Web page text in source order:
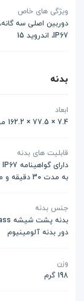
ویژگی های خاص
IP67، اندروید 15
بدنه
ابعاد
7.4 × 77.5 × 162.2 میلیمتر
قابلیت های بدنه
به مدت 30 دقیقه و مقاومت کامل در برابر گرد و غبار
جنس بدنه
دور بدنه آلومینیوم
وزن
198 گرم